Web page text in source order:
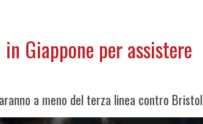
Giappone per assistere
a meno del terza linea contro Bristol